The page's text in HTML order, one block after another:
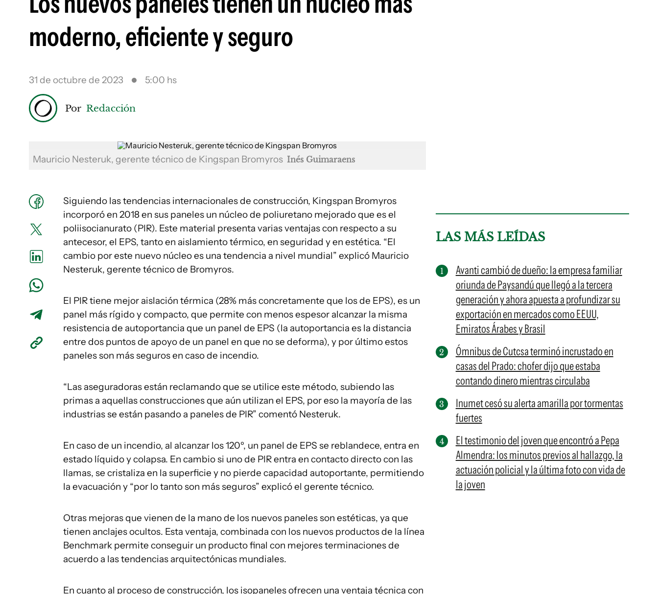
moderno, eficiente y seguro
31 de octubre de 2023 5:00 hs
Por Redacción
Mauricio Nesteruk, gerente técnico de Kingspan Bromyros Inés Guimaraens
Siguiendo las tendencias internacionales de construcción, Kingspan Bromyros
incorporó en 2018 en sus paneles un núcleo de poliuretano mejorado que es el
poliisocianurato (PIR). Este material presenta varias ventajas con respecto a su
antecesor, el EPS, tanto en aislamiento térmico, en seguridad y en estética. “El
cambio por este nuevo núcleo es una tendencia a nivel mundial” explicó Mauricio
Nesteruk, gerente técnico de Bromyros.
El PIR tiene mejor aislación térmica (28% más concretamente que los de EPS), es un
panel más rígido y compacto, que permite con menos espesor alcanzar la misma
resistencia de autoportancia que un panel de EPS (la autoportancia es la distancia
entre dos puntos de apoyo de un panel en que no se deforma), y por último estos
paneles son más seguros en caso de incendio.
“Las aseguradoras están reclamando que se utilice este método, subiendo las
primas a aquellas construcciones que aún utilizan el EPS, por eso la mayoría de las
industrias se están pasando a paneles de PIR” comentó Nesteruk.
En caso de un incendio, al alcanzar los 120º, un panel de EPS se reblandece, entra en
estado líquido y colapsa. En cambio si uno de PIR entra en contacto directo con las
llamas, se cristaliza en la superficie y no pierde capacidad autoportante, permitiendo
la evacuación y “por lo tanto son más seguros” explicó el gerente técnico.
Otras mejoras que vienen de la mano de los nuevos paneles son estéticas, ya que
tienen anclajes ocultos. Esta ventaja, combinada con los nuevos productos de la línea
Benchmark permite conseguir un producto final con mejores terminaciones de
acuerdo a las tendencias arquitectónicas mundiales.
En cuanto al proceso de construcción, los isopaneles ofrecen una ventaja técnica con
LAS MÁS LEÍDAS
Avanti cambió de dueño: la empresa familiar
oriunda de Paysandú que llegó a la tercera
generación y ahora apuesta a profundizar su
exportación en mercados como EEUU,
Emiratos Árabes y Brasil
Ómnibus de Cutcsa terminó incrustado en
casas del Prado: chofer dijo que estaba
contando dinero mientras circulaba
Inumet cesó su alerta amarilla por tormentas
fuertes
El testimonio del joven que encontró a Pepa
Almendra: los minutos previos al hallazgo, la
actuación policial y la última foto con vida de
la joven